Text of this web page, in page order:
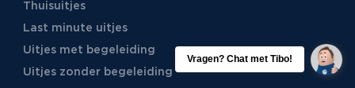
Thuisuitjes
Last minute uitjes
Uitjes met begeleiding
Uitjes zonder begeleiding